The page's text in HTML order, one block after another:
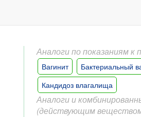
Аналоги по показаниям к
Вагинит
Бактериальный
Кандидоз влагалища
Аналоги и
(действующим